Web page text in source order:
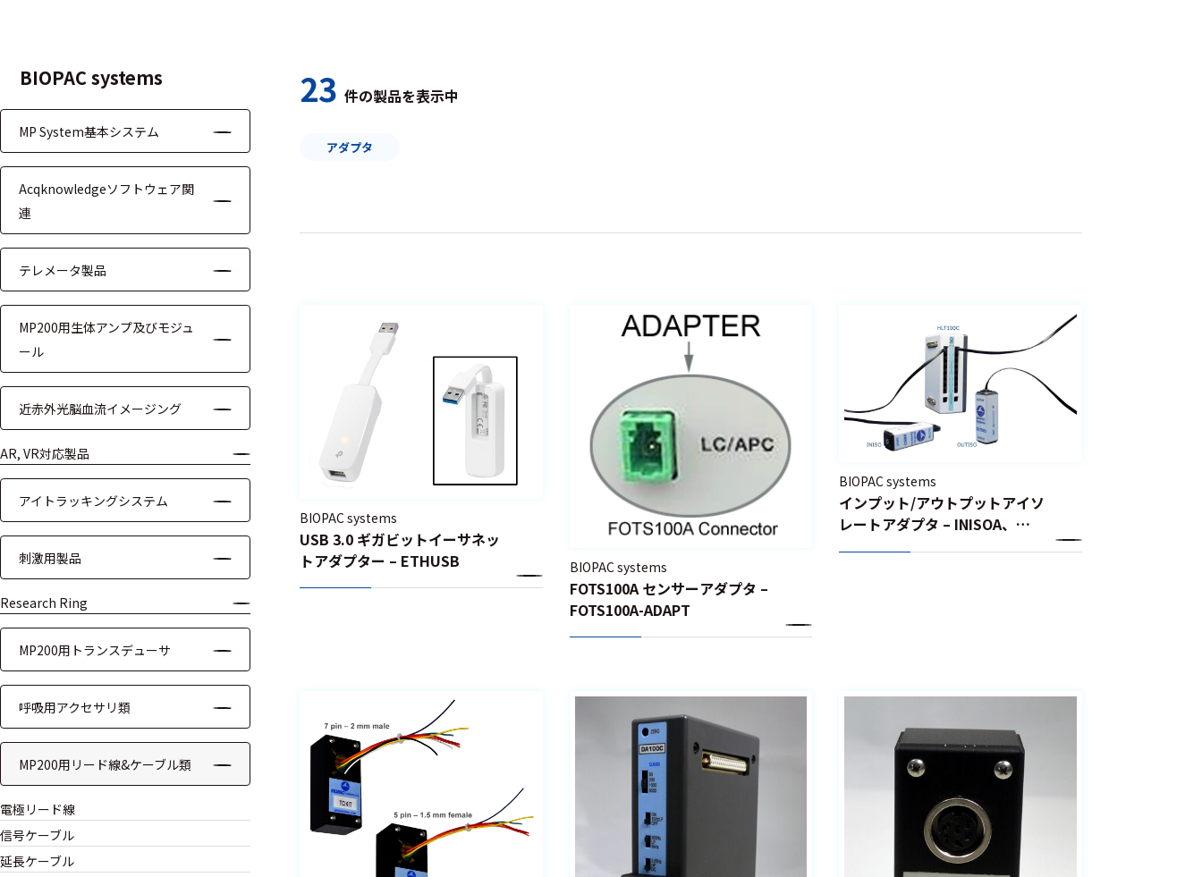
トリガー
ケーブル
リード線
インター
テレメー
タ
センサ・信号処
理関連
ル
フィルタ
ソフトウ
ェア
BIOPAC systems
MP System基本システム
Acqknowledgeソフトウェア関
連
テレメータ製品
MP200用生体アンプ及びモジュ
ール
近赤外光脳血流イメージング
AR, VR対応製品
アイトラッキングシステム
刺激用製品
Research Ring
MP200用トランスデューサ
呼吸用アクセサリ類
MP200用リード線&ケーブル類
電極リード線
信号ケーブル
延長ケーブル
23 件の製品を表示中
アダプタ
BIOPAC systems
USB 3.0 ギガビットイーサネッ
トアダプター – ETHUSB
BIOPAC systems
FOTS100A センサーアダプタ –
FOTS100A-ADAPT
BIOPAC systems
インプット/アウトプットアイソ
レートアダプタ – INISOA、